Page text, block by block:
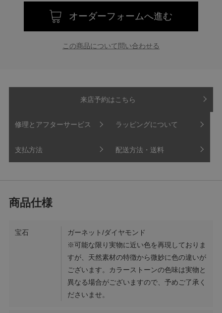
オーダーフォームへ進む
この商品について問い合わせる
来店予約はこちら
修理とアフターサービス ラッピングについて
支払方法 配送方法・送料
宝石
ガーネット/ダイヤモンド
※可能な限り実物に近い色を再現しておりま
すが、天然素材の特徴から微妙に色の違いが
ございます。カラーストーンの色味は実物と
異なる場合がございますので、予めご了承く
ださいませ。